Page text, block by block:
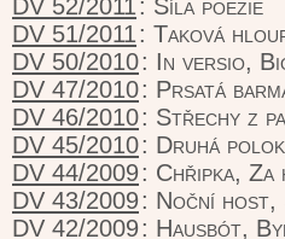
DV 52/2011: Síla poezie
DV 51/2011: Taková
DV 50/2010: In versio,
DV 47/2010: Prsatá
DV 46/2010: Střechy z
DV 45/2010: Druhá
DV 44/2009: Chřipka, Za
DV 43/2009: Noční host,
DV 42/2009: Hausbót,